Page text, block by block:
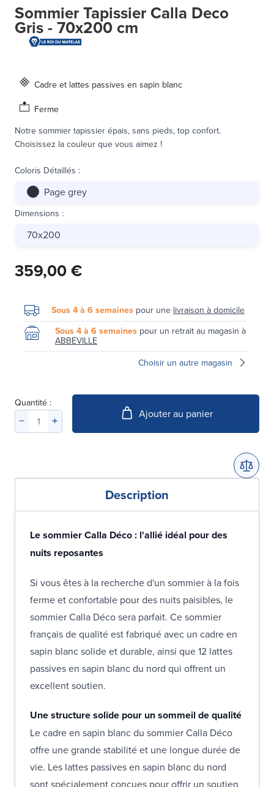
Sommier Tapissier Calla Deco
Gris - 70x200 cm
Cadre et lattes passives en sapin blanc
Ferme
Notre sommier tapissier épais, sans pieds, top confort.
Choisissez la couleur que vous aimez !
Coloris Détaillés :
Page grey
Dimensions :
70x200
359,00 €
Sous 4 à 6 semaines pour une livraison à domicile
Sous 4 à 6 semaines pour un retrait au magasin à
ABBEVILLE
Choisir un autre magasin
Quantité :
Ajouter au panier
Description
Le sommier Calla Déco : l'allié idéal pour des
nuits reposantes
Si vous êtes à la recherche d'un sommier à la fois
ferme et confortable pour des nuits paisibles, le
sommier Calla Déco sera parfait. Ce sommier
français de qualité est fabriqué avec un cadre en
sapin blanc solide et durable, ainsi que 12 lattes
passives en sapin blanc du nord qui offrent un
excellent soutien.
Une structure solide pour un sommeil de qualité
Le cadre en sapin blanc du sommier Calla Déco
offre une grande stabilité et une longue durée de
vie. Les lattes passives en sapin blanc du nord
sont spécialement conçues pour offrir un soutien